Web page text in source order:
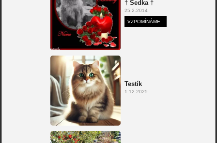
† Šedka †
25.2.2014
VZPOMÍNÁME
Testík
1.12.2025